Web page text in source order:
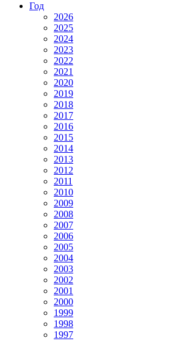
Год
2026
2025
2024
2023
2022
2021
2020
2019
2018
2017
2016
2015
2014
2013
2012
2011
2010
2009
2008
2007
2006
2005
2004
2003
2002
2001
2000
1999
1998
1997